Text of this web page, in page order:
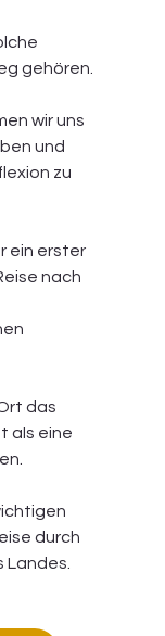
gehören.
wir uns
und
zu
ein erster
nach
das
als eine
durch